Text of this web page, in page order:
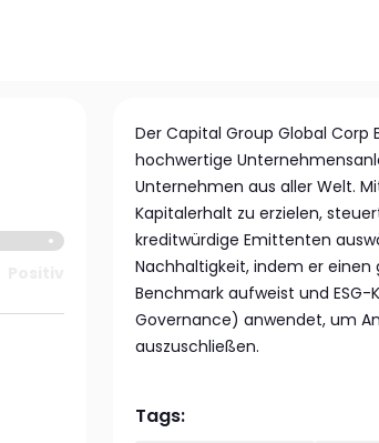
Der Capital Group Global Corp
hochwertige
Unternehmen aus aller Welt.
Kapitalerhalt zu erzielen,
kreditwürdige Emittenten
Nachhaltigkeit, indem er einen
Benchmark aufweist und
Governance) anwendet, um
auszuschließen.
Tags: